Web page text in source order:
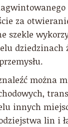
za
szekle
dziedzinach
można
innych
lin i